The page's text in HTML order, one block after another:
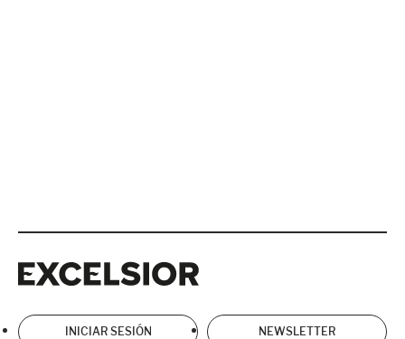
INICIAR SESIÓN NEWSLETTER